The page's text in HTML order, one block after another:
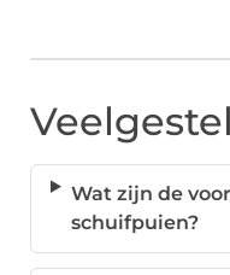
Wat zijn de
schuifpuien?